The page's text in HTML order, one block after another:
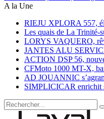
A la Une
RIEJU XPLORA 557,
Les quais de La Trinité-
LORYS VAQUERO,
JANTES ALU
ACTION DSP 56,
CFMoto 1000 MT-X,
AD JOUANNIC
SIMPLICICAR enrichit